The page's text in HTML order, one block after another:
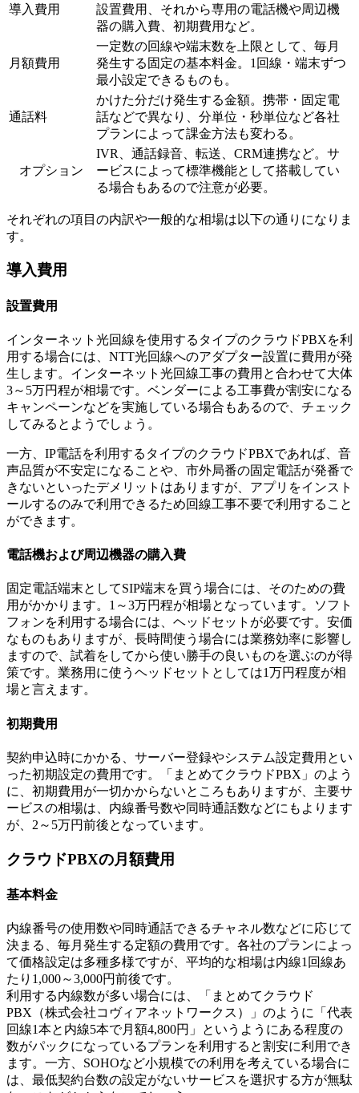
導入費用
設置費用、それから専用の電話機や周辺機
器の購入費、初期費用など。
月額費用
一定数の回線や端末数を上限として、毎月
発生する固定の基本料金。1回線・端末ずつ
最小設定できるものも。
通話料
かけた分だけ発生する金額。携帯・固定電
話などで異なり、分単位・秒単位など各社
プランによって課金方法も変わる。
オプション
IVR、通話録音、転送、CRM連携など。サ
ービスによって標準機能として搭載してい
る場合もあるので注意が必要。
それぞれの項目の内訳や一般的な相場は以下の通りになりま
す。
導入費用
設置費用
インターネット光回線を使用するタイプのクラウドPBXを利
用する場合には、NTT光回線へのアダプター設置に費用が発
生します。インターネット光回線工事の費用と合わせて大体
3～5万円程が相場です。ベンダーによる工事費が割安になる
キャンペーンなどを実施している場合もあるので、チェック
してみるとようでしょう。
一方、IP電話を利用するタイプのクラウドPBXであれば、音
声品質が不安定になることや、市外局番の固定電話が発番で
きないといったデメリットはありますが、アプリをインスト
ールするのみで利用できるため回線工事不要で利用すること
ができます。
電話機および周辺機器の購入費
固定電話端末としてSIP端末を買う場合には、そのための費
用がかかります。1～3万円程が相場となっています。ソフト
フォンを利用する場合には、ヘッドセットが必要です。安価
なものもありますが、長時間使う場合には業務効率に影響し
ますので、試着をしてから使い勝手の良いものを選ぶのが得
策です。業務用に使うヘッドセットとしては1万円程度が相
場と言えます。
初期費用
契約申込時にかかる、サーバー登録やシステム設定費用とい
った初期設定の費用です。「まとめてクラウドPBX」のよう
に、初期費用が一切かからないところもありますが、主要サ
ービスの相場は、内線番号数や同時通話数などにもよります
が、2～5万円前後となっています。
クラウドPBXの月額費用
基本料金
内線番号の使用数や同時通話できるチャネル数などに応じて
決まる、毎月発生する定額の費用です。各社のプランによっ
て価格設定は多種多様ですが、平均的な相場は内線1回線あ
たり1,000～3,000円前後です。
利用する内線数が多い場合には、「まとめてクラウド
PBX（株式会社コヴィアネットワークス）」のように「代表
回線1本と内線5本で月額4,800円」というようにある程度の
数がパックになっているプランを利用すると割安に利用でき
ます。一方、SOHOなど小規模での利用を考えている場合に
は、最低契約台数の設定がないサービスを選択する方が無駄